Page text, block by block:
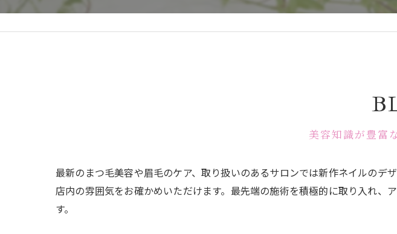
美容知識が豊富
最新のまつ毛美容や眉毛のケア、取り扱いのあるサロンでは新作ネイルのデ
店内の雰囲気をお確かめいただけます。最先端の施術を積極的に取り入れ
す。